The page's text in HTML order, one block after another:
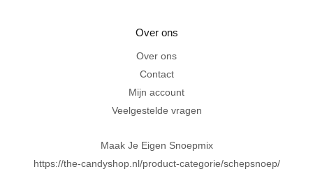
Al 20 jaar in Amersfoort
Over ons
Over ons
Contact
Mijn account
Veelgestelde vragen
Maak Je Eigen Snoepmix
https://the-candyshop.nl/product-categorie/schepsnoep/